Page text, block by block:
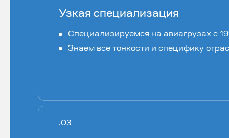
Узкая специализация
Специализируемся на авиагрузах с
Знаем все тонкости и специфику